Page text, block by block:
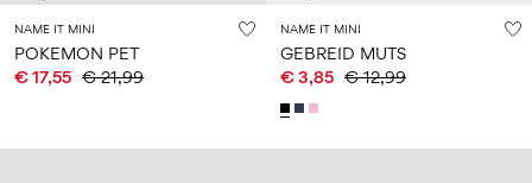
NAME IT MINI
POKEMON PET
€ 17,55 € 21,99
NAME IT MINI
GEBREID MUTS
€ 3,85 € 12,99